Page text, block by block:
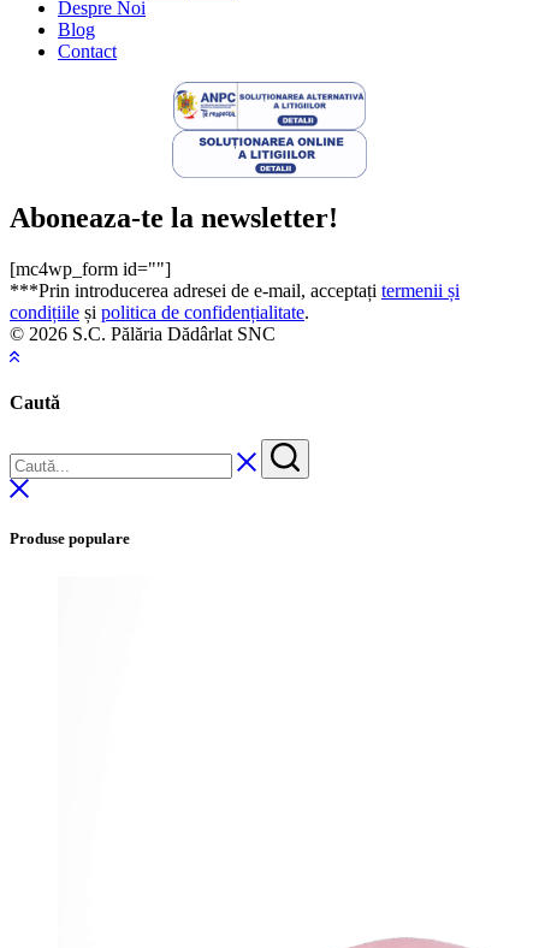
Despre Noi
Blog
Contact
Aboneaza-te la newsletter!
[mc4wp_form id=""]
***Prin introducerea adresei de e-mail, acceptați termenii și
condițiile și politica de confidențialitate.
© 2026 S.C. Pălăria Dădârlat SNC
Caută
Produse populare